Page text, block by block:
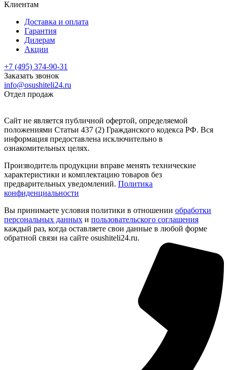
Клиентам
Доставка и оплата
Гарантия
Дилерам
Акции
+7 (495) 374-90-31
Заказать звонок
info@osushiteli24.ru
Отдел продаж
Сайт не является публичной офертой, определяемой
положениями Статьи 437 (2) Гражданского кодекса РФ. Вся
информация предоставлена исключительно в
ознакомительных целях.
Производитель продукции вправе менять технические
характеристики и комплектацию товаров без
предварительных уведомлений. Политика
конфиденциальности
Вы принимаете условия политики в отношении обработки
персональных данных и пользовательского соглашения
каждый раз, когда оставляете свои данные в любой форме
обратной связи на сайте osushiteli24.ru.